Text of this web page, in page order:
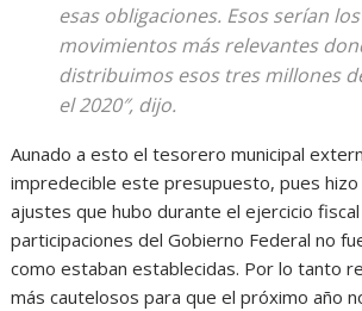
esas obligaciones. Esos serían los
movimientos más relevantes
distribuimos esos tres millones
el 2020″, dijo.
Aunado a esto el tesorero municipal
impredecible este presupuesto, pues hizo
ajustes que hubo durante el ejercicio
participaciones del Gobierno Federal no
como estaban establecidas. Por lo tanto
más cautelosos para que el próximo año